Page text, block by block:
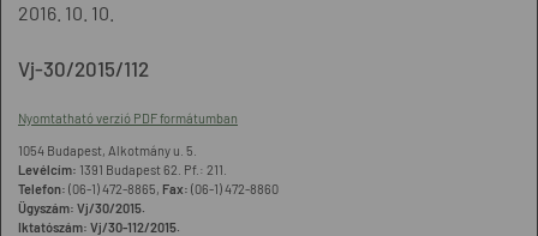
2016. 10. 10.
Vj-30/2015/112
Nyomtatható verzió PDF formátumban
1054 Budapest, Alkotmány u. 5.
Levélcím: 1391 Budapest 62. Pf.: 211.
Telefon: (06-1) 472-8865, Fax: (06-1) 472-8860
Ügyszám: Vj/30/2015.
Iktatószám: Vj/30-112/2015.